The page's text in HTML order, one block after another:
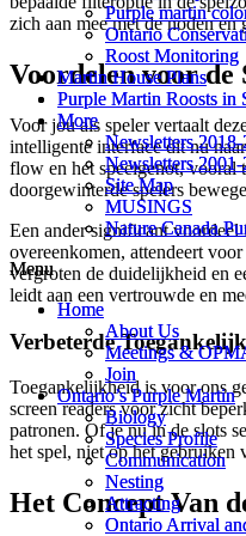
Purple martin
Ontario
Roost Monitoring
Martin House Plans
Purple Martin Roosts in
More
Newsletters
Newsletters
Site Map
MUSINGS
Nature Canada
Menu
Home
About Us
Meetings &
Join
Ontario’s Purple Martin
Biology
Species Profile
Communication
Nesting
Attracting
Ontario Arrival
Purple martin
Ontario
Roost Monitoring
Martin House Plans
Purple Martin Roosts in
More
Newsletters
Newsletters
Site Map
MUSINGS
Nature Canada
Menu
Home
About Us
Meetings &
Join
Ontario’s Purple Martin
Biology
Species Profile
Communication
Nesting
Attracting
Ontario Arrival
zich aan mee met de noden en
Voordelen voor de
Voor jou als speler vertaalt
intelligente interface dit nu
flow en het speelgenot, vooral
doorgewinterde spelers
Een ander significant
overeenkomen, attendeert
vergroten de duidelijkheid en
leidt aan een vertrouwde en
Verbeterde
Toegankelijkheid is voor ons
screen readers voor zicht
patronen. Of je nu in de slots
het spel, niet op het gebruiken
Het Concept Van